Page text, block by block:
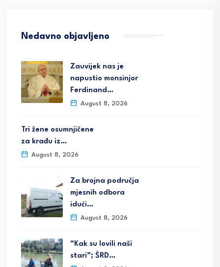
Nedavno objavljeno
Zauvijek nas je
napustio monsinjor
Ferdinand…
August 8, 2026
Tri žene osumnjičene
za krađu iz…
August 8, 2026
Za brojna područja
mjesnih odbora
idući…
August 8, 2026
“Kak su lovili naši
stari”; ŠRD…